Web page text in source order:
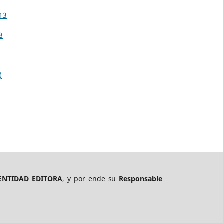
EDITORA, y por ende su Responsable